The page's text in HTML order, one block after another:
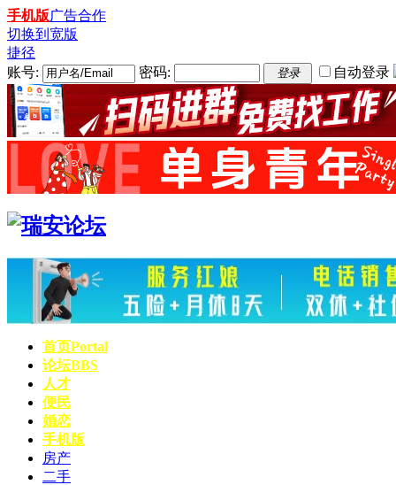
手机版广告合作
切换到宽版
捷径
账号:
密码: 登录 自动登录
首页Portal
论坛BBS
人才
便民
婚恋
手机版
房产
二手